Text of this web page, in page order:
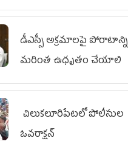
డీఎస్సీ అక్రమాలపై పోరాటాన్ని
మరింత ఉధృతం చేయాలి
చిలుక‌లూరిపేట‌లో పోలీసుల
ఓవ‌రాక్ష‌న్‌